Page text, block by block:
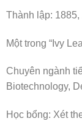
Thành lập:
Một trong “Ivy
Chuyên ngành
Biotechnology,
Học bổng: Xét